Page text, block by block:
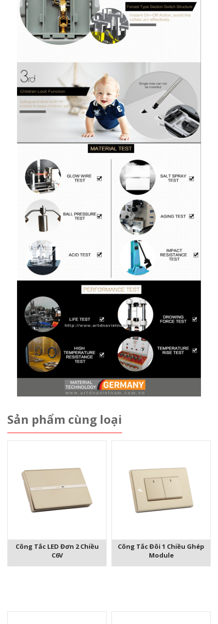
Sản phẩm cùng loại
Công Tắc LED Đơn 2 Chiều
C6V
Công Tắc Đôi 1 Chiều Ghép
Module